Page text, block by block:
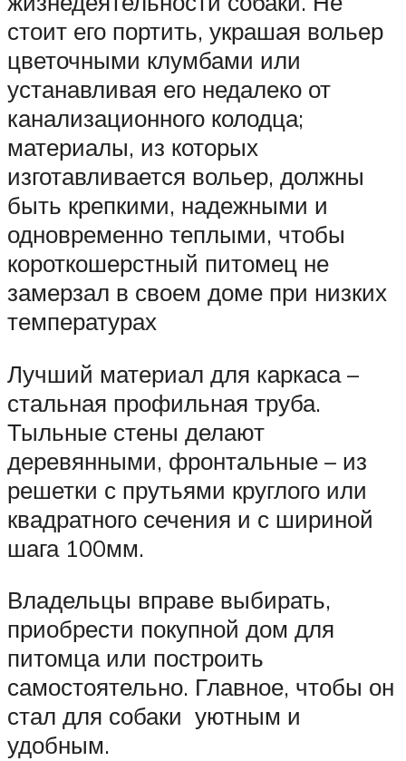
стоит его портить, украшая вольер
цветочными клумбами или
устанавливая его недалеко от
канализационного колодца;
материалы, из которых
изготавливается вольер, должны
быть крепкими, надежными и
одновременно теплыми, чтобы
короткошерстный питомец не
замерзал в своем доме при низких
температурах
Лучший материал для каркаса –
стальная профильная труба.
Тыльные стены делают
деревянными, фронтальные – из
решетки с прутьями круглого или
квадратного сечения и с шириной
шага 100мм.
Владельцы вправе выбирать,
приобрести покупной дом для
питомца или построить
самостоятельно. Главное, чтобы он
стал для собаки уютным и
удобным.